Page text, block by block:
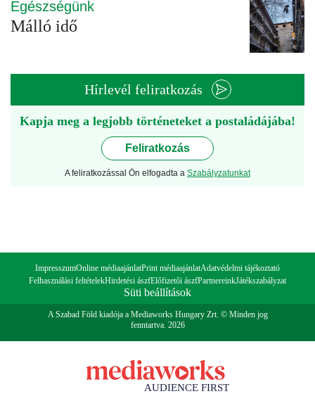
Egészségünk
Málló idő
Hírlevél feliratkozás
Kapja meg a legjobb történeteket a postaládájába!
Feliratkozás
A feliratkozással Ön elfogadta a Szabályzatunkat
ImpresszumOnline médiaajánlatPrint médiaajánlatAdatvédelmi tájékoztató
Felhasználási feltételekHirdetési ászfElőfizetői ászfPartnereinkJátékszabályzat
Süti beállítások
A Szabad Föld kiadója a Mediaworks Hungary Zrt. © Minden jog
fenntartva. 2026